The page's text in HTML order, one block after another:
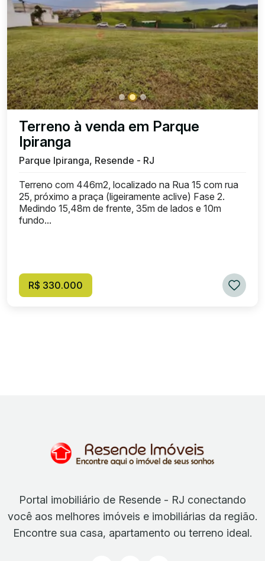
Terreno à venda em Parque
Ipiranga
Parque Ipiranga, Resende - RJ
Terreno com 446m2, localizado na Rua 15 com rua
25, próximo a praça (ligeiramente aclive) Fase 2.
Medindo 15,48m de frente, 35m de lados e 10m
fundo...
R$ 330.000
Portal imobiliário de Resende - RJ conectando
você aos melhores imóveis e imobiliárias da região.
Encontre sua casa, apartamento ou terreno ideal.